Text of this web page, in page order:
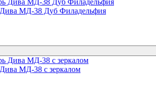
Дива МД-38 Дуб Филадельфия
МД-38 с зеркалом